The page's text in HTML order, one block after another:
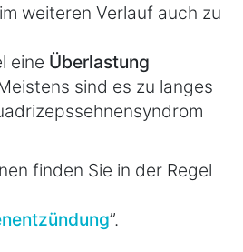
weiteren Verlauf auch zu
eine Überlastung
sind es zu langes
finden Sie in der Regel
”.